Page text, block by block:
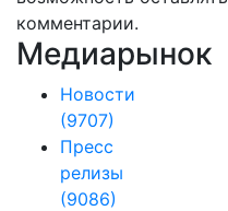
комментарии.
Медиарынок
Новости
(9707)
Пресс
релизы
(9086)